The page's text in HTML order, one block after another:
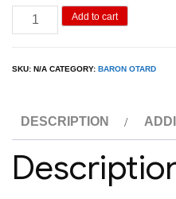
Otard
Vsop
Add to cart
SKU: N/A CATEGORY: BARON OTARD
DESCRIPTION